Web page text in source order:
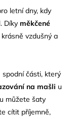
letní dny, kdy
Díky měkčené
vzdušný a
spodní části, který
na mašli u
můžete šaty
cítit příjemně,